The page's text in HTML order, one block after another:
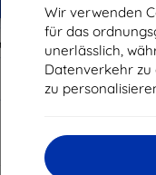
Wir verwenden
für das
unerlässlich,
Datenverkehr
zu
Gutschein
Anti-Shock Schutzglas
Maßgeschneidert
hergestellt
15,21 €
Auf Lager > 5 Stk.